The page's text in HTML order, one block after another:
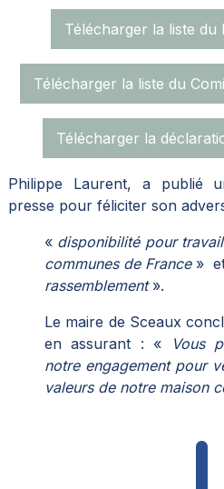
Télécharger la liste
Télécharger la liste du
Télécharger la
Philippe Laurent, a publié
presse pour féliciter son
«disponibilité pour
communes de France »
rassemblement ».
Le maire de Sceaux
en assurant : « Vous
notre engagement pour
valeurs de notre maison